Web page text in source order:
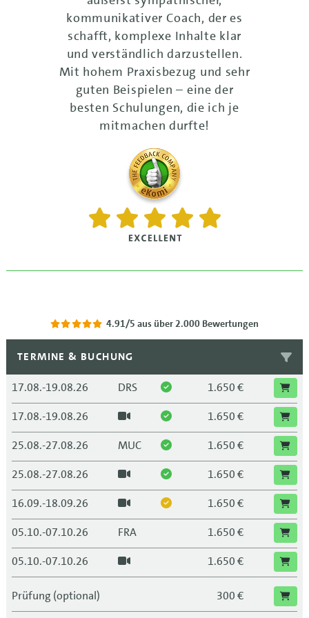
kommunikativer Coach, der es
schafft, komplexe Inhalte klar
und verständlich darzustellen.
Mit hohem Praxisbezug und sehr
guten Beispielen – eine der
besten Schulungen, die ich je
mitmachen durfte!
4.91/5 aus über 2.000 Bewertungen
TERMINE & BUCHUNG
17.08.-19.08.26 DRS
1.650 €
17.08.-19.08.26
1.650 €
25.08.-27.08.26
MUC
1.650 €
25.08.-27.08.26
1.650 €
16.09.-18.09.26
1.650 €
05.10.-07.10.26
FRA
1.650 €
05.10.-07.10.26
1.650 €
12.10.-14.10.26
1.650 €
Prüfung (optional) 300 €